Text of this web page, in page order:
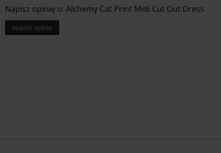
Napisz opinię o: Alchemy Cat Print Midi Cut Out Dress
Napisz opinię